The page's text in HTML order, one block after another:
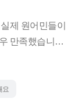
에서도 국한되
쓸 수 있는 영어
제 원어민들이
만족했습니다.
낯설었지만 선
영어 표현이
요